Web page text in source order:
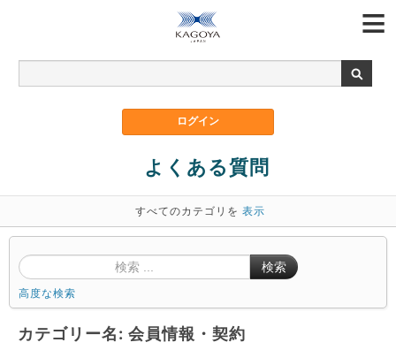
よくある質問
すべてのカテゴリを 表示
検索
高度な検索
カテゴリー名: 会員情報・契約